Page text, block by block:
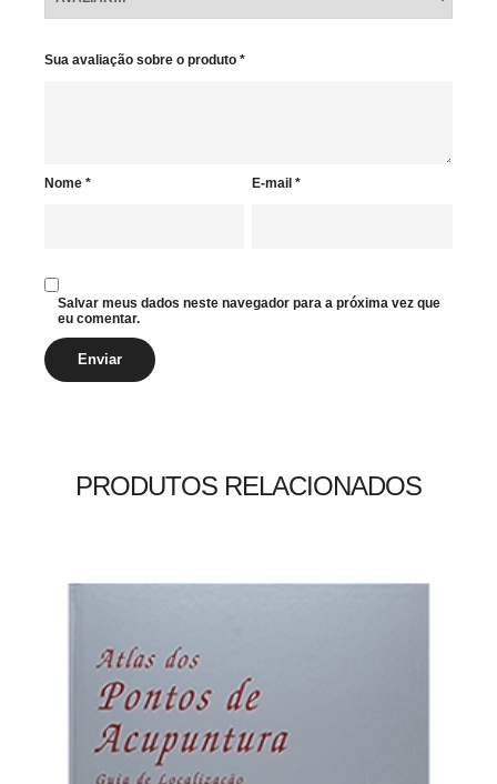
Sua avaliação sobre o produto *
Nome * E-mail*
Salvar meus dados neste navegador para a próxima vez que
eu comentar.
PRODUTOS RELACIONADOS